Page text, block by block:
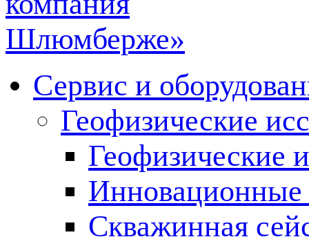
Сервис и
Геофизические
Геофизические
Инновационные
Скважинная